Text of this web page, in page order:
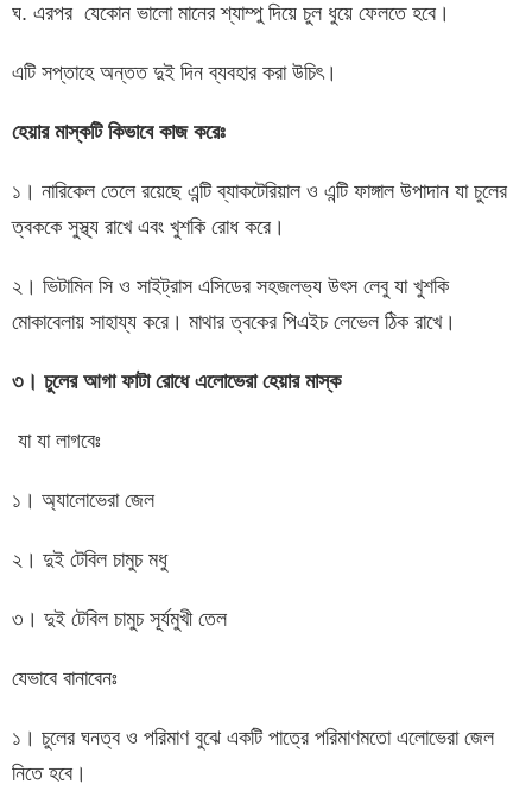
ঘ. এরপর যেকোন ভালো মানের শ্যাম্পু দিয়ে চুল ধুয়ে ফেলতে হবে।
এটি সপ্তাহে অন্তত দুই দিন ব্যবহার করা উচিৎ।
হেয়ার মাস্কটি কিভাবে কাজ করেঃ
১। নারিকেল তেলে রয়েছে এন্টি ব্যাকটেরিয়াল ও এন্টি ফাঙ্গাল উপাদান যা চুলের
ত্বককে সুস্থ্য রাখে এবং খুশকি রোধ করে।
২। ভিটামিন সি ও সাইট্রাস এসিডের সহজলভ্য উৎস লেবু যা খুশকি
মোকাবেলায় সাহায্য করে। মাথার ত্বকের পিএইচ লেভেল ঠিক রাখে।
৩। চুলের আগা ফাটা রোধে এলোভেরা হেয়ার মাস্ক
যা যা লাগবেঃ
১। অ্যালোভেরা জেল
২। দুই টেবিল চামুচ মধু
৩। দুই টেবিল চামুচ সূর্যমুখী তেল
যেভাবে বানাবেনঃ
১। চুলের ঘনত্ব ও পরিমাণ বুঝে একটি পাত্রে পরিমাণমতো এলোভেরা জেল
নিতে হবে।